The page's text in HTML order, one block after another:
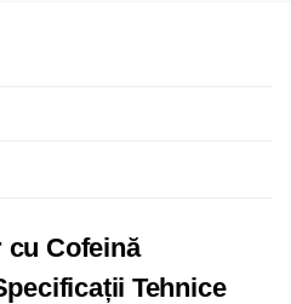
cu Cofeină
Tehnice